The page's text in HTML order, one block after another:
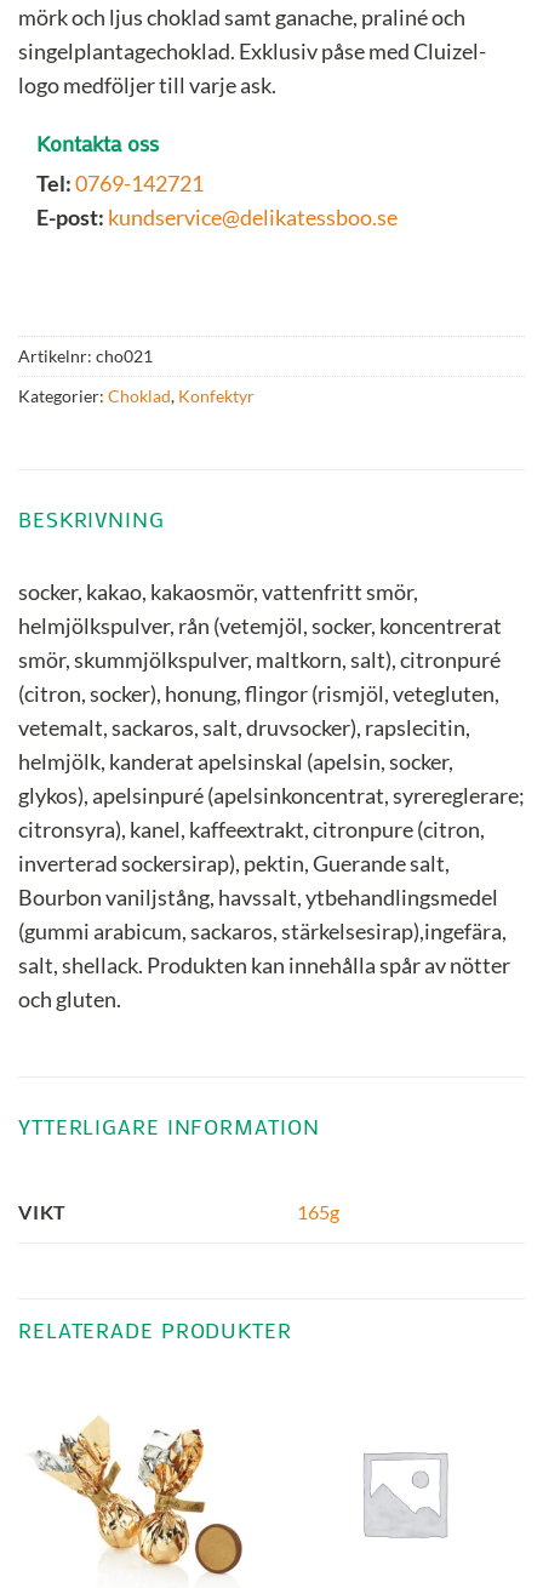
mörk och ljus choklad samt ganache, praliné och
singelplantagechoklad. Exklusiv påse med Cluizel-
logo medföljer till varje ask.
Kontakta oss
Tel:0769-142721
E-post: kundservice@delikatessboo.se
Artikelnr: cho021
Kategorier: Choklad, Konfektyr
BESKRIVNING
socker, kakao, kakaosmör, vattenfritt smör,
helmjölkspulver, rån (vetemjöl, socker, koncentrerat
smör, skummjölkspulver, maltkorn, salt), citronpuré
(citron, socker), honung, flingor (rismjöl, vetegluten,
vetemalt, sackaros, salt, druvsocker), rapslecitin,
helmjölk, kanderat apelsinskal (apelsin, socker,
glykos), apelsinpuré (apelsinkoncentrat, syrereglerare;
citronsyra), kanel, kaffeextrakt, citronpure (citron,
inverterad sockersirap), pektin, Guerande salt,
Bourbon vaniljstång, havssalt, ytbehandlingsmedel
(gummi arabicum, sackaros, stärkelsesirap),ingefära,
salt, shellack. Produkten kan innehålla spår av nötter
och gluten.
YTTERLIGARE INFORMATION
VIKT 165g
RELATERADE PRODUKTER